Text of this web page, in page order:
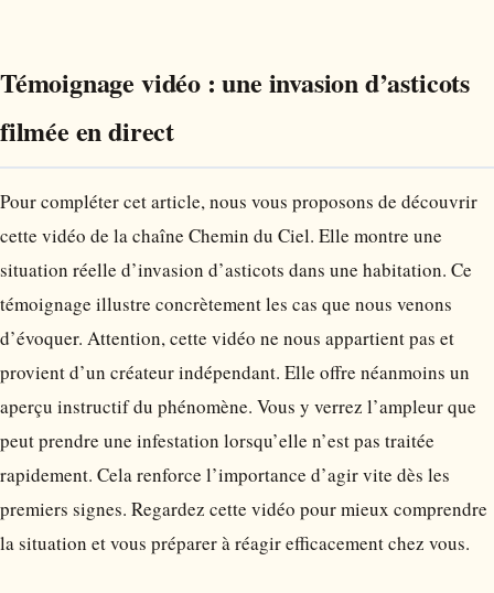
Témoignage vidéo : une invasion d’asticots
filmée en direct
Pour compléter cet article, nous vous proposons de découvrir
cette vidéo de la chaîne Chemin du Ciel. Elle montre une
situation réelle d’invasion d’asticots dans une habitation. Ce
témoignage illustre concrètement les cas que nous venons
d’évoquer. Attention, cette vidéo ne nous appartient pas et
provient d’un créateur indépendant. Elle offre néanmoins un
aperçu instructif du phénomène. Vous y verrez l’ampleur que
peut prendre une infestation lorsqu’elle n’est pas traitée
rapidement. Cela renforce l’importance d’agir vite dès les
premiers signes. Regardez cette vidéo pour mieux comprendre
la situation et vous préparer à réagir efficacement chez vous.